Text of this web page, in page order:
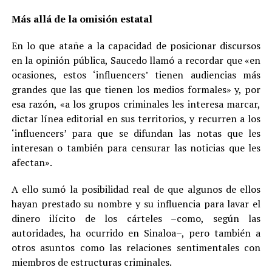
Más allá de la omisión estatal
En lo que atañe a la capacidad de posicionar discursos
en la opinión pública, Saucedo llamó a recordar que «en
ocasiones, estos ‘influencers’ tienen audiencias más
grandes que las que tienen los medios formales» y, por
esa razón, «a los grupos criminales les interesa marcar,
dictar línea editorial en sus territorios, y recurren a los
‘influencers’ para que se difundan las notas que les
interesan o también para censurar las noticias que les
afectan».
A ello sumó la posibilidad real de que algunos de ellos
hayan prestado su nombre y su influencia para lavar el
dinero ilícito de los cárteles –como, según las
autoridades, ha ocurrido en Sinaloa–, pero también a
otros asuntos como las relaciones sentimentales con
miembros de estructuras criminales.